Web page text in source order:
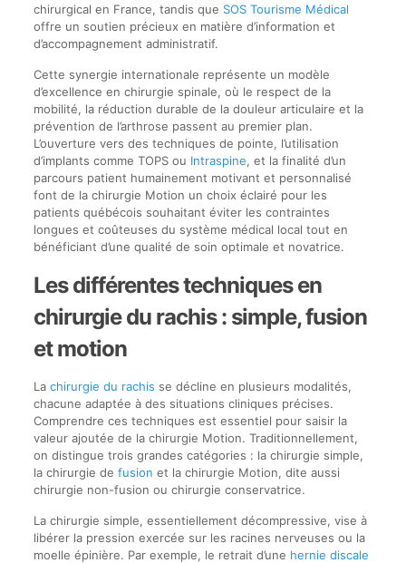
chirurgical en France, tandis que SOS Tourisme Médical
offre un soutien précieux en matière d’information et
d’accompagnement administratif.
Cette synergie internationale représente un modèle
d’excellence en chirurgie spinale, où le respect de la
mobilité, la réduction durable de la douleur articulaire et la
prévention de l’arthrose passent au premier plan.
L’ouverture vers des techniques de pointe, l’utilisation
d’implants comme TOPS ou Intraspine, et la finalité d’un
parcours patient humainement motivant et personnalisé
font de la chirurgie Motion un choix éclairé pour les
patients québécois souhaitant éviter les contraintes
longues et coûteuses du système médical local tout en
bénéficiant d’une qualité de soin optimale et novatrice.
Les différentes techniques en
chirurgie du rachis : simple, fusion
et motion
La chirurgie du rachis se décline en plusieurs modalités,
chacune adaptée à des situations cliniques précises.
Comprendre ces techniques est essentiel pour saisir la
valeur ajoutée de la chirurgie Motion. Traditionnellement,
on distingue trois grandes catégories : la chirurgie simple,
la chirurgie de fusion et la chirurgie Motion, dite aussi
chirurgie non-fusion ou chirurgie conservatrice.
La chirurgie simple, essentiellement décompressive, vise à
libérer la pression exercée sur les racines nerveuses ou la
moelle épinière. Par exemple, le retrait d’une hernie discale